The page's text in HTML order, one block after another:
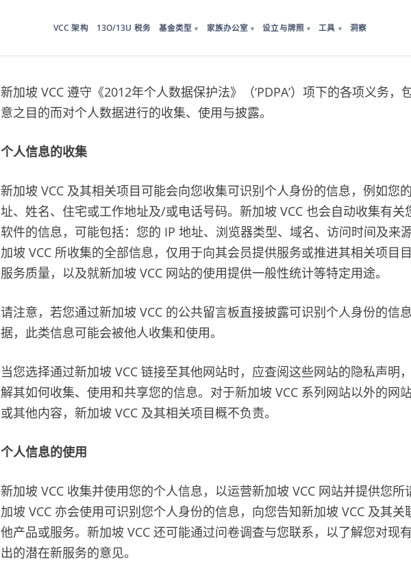
VCC 架构 13O/13U 税务 基金类型 ▾ 家族办公室 ▾ 设立与牌照 ▾ 工具 ▾ 洞察
新加坡 VCC 遵守《2012年个人数据保护法》（‘PDPA’）项下的各项义务，
意之目的而对个人数据进行的收集、使用与披露。
个人信息的收集
新加坡 VCC 及其相关项目可能会向您收集可识别个人身份的信息，例如您
址、姓名、住宅或工作地址及/或电话号码。新加坡 VCC 也会自动收集有关
软件的信息，可能包括：您的 IP 地址、浏览器类型、域名、访问时间及来
加坡 VCC 所收集的全部信息，仅用于向其会员提供服务或推进其相关项目
服务质量，以及就新加坡 VCC 网站的使用提供一般性统计等特定用途。
请注意，若您通过新加坡 VCC 的公共留言板直接披露可识别个人身份的信
据，此类信息可能会被他人收集和使用。
当您选择通过新加坡 VCC 链接至其他网站时，应查阅这些网站的隐私声明
解其如何收集、使用和共享您的信息。对于新加坡 VCC 系列网站以外的网
或其他内容，新加坡 VCC 及其相关项目概不负责。
个人信息的使用
新加坡 VCC 收集并使用您的个人信息，以运营新加坡 VCC 网站并提供您所
加坡 VCC 亦会使用可识别您个人身份的信息，向您告知新加坡 VCC 及其关
他产品或服务。新加坡 VCC 还可能通过问卷调查与您联系，以了解您对现
出的潜在新服务的意见。